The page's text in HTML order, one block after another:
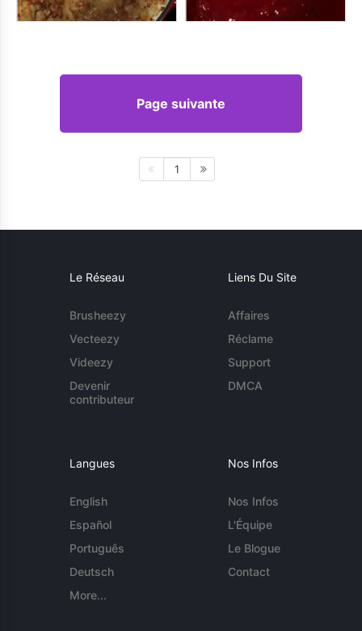
Page suivante
1
Le Réseau
Brusheezy
Vecteezy
Videezy
Devenir
contributeur
Liens Du Site
Affaires
Réclame
Support
DMCA
Langues
English
Español
Português
Deutsch
More...
Nos Infos
Nos Infos
L'Équipe
Le Blogue
Contact